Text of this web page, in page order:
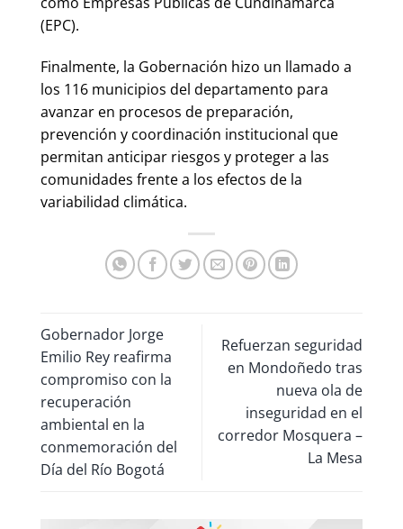
(EPC).
Finalmente, la Gobernación hizo un llamado a
los 116 municipios del departamento para
avanzar en procesos de preparación,
prevención y coordinación institucional que
permitan anticipar riesgos y proteger a las
comunidades frente a los efectos de la
variabilidad climática.
Gobernador Jorge
Emilio Rey reafirma
compromiso con la
recuperación
ambiental en la
conmemoración del
Día del Río Bogotá
Refuerzan seguridad
en Mondoñedo tras
nueva ola de
inseguridad en el
corredor Mosquera –
La Mesa